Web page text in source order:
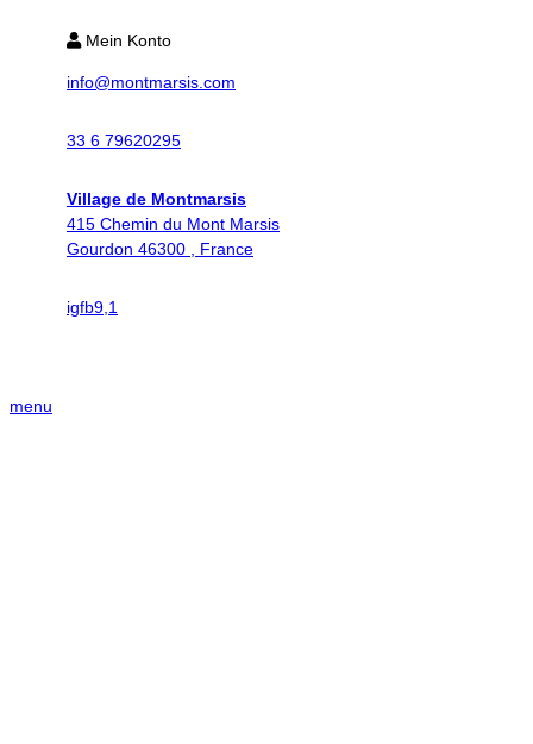
Mein Konto
info@montmarsis.com
33 6 79620295
Village de Montmarsis
415 Chemin du Mont Marsis
Gourdon 46300 , France
igfb9,1
menu